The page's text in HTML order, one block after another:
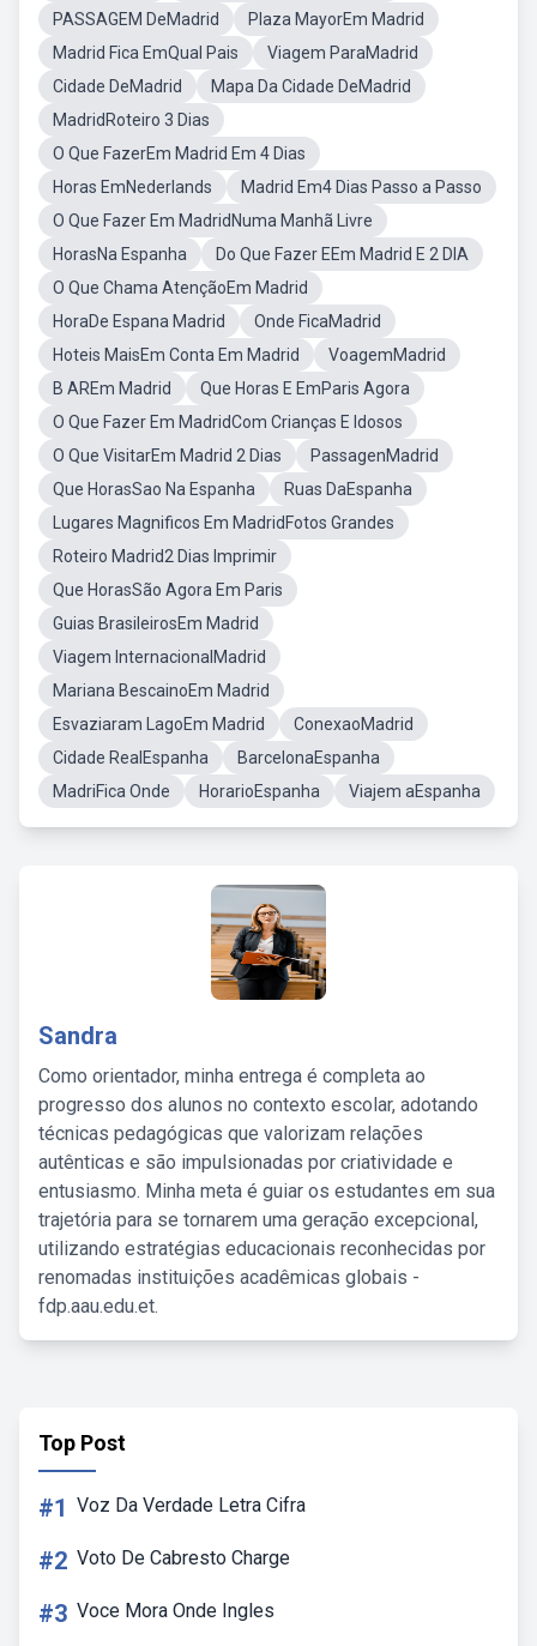
PASSAGEM DeMadrid
Plaza MayorEm Madrid
Madrid Fica EmQual Pais
Viagem ParaMadrid
Cidade DeMadrid
Mapa Da Cidade DeMadrid
MadridRoteiro 3 Dias
O Que FazerEm Madrid Em 4 Dias
Horas EmNederlands
Madrid Em4 Dias Passo a Passo
O Que Fazer Em MadridNuma Manhã Livre
HorasNa Espanha
Do Que Fazer EEm Madrid E 2 DIA
O Que Chama AtençãoEm Madrid
HoraDe Espana Madrid
Onde FicaMadrid
Hoteis MaisEm Conta Em Madrid
VoagemMadrid
B AREm Madrid
Que Horas E EmParis Agora
O Que Fazer Em MadridCom Crianças E Idosos
O Que VisitarEm Madrid 2 Dias
PassagenMadrid
Que HorasSao Na Espanha
Ruas DaEspanha
Lugares Magnificos Em MadridFotos Grandes
Roteiro Madrid2 Dias Imprimir
Que HorasSão Agora Em Paris
Guias BrasileirosEm Madrid
Viagem InternacionalMadrid
Mariana BescainoEm Madrid
Esvaziaram LagoEm Madrid
ConexaoMadrid
Cidade RealEspanha
BarcelonaEspanha
MadriFica Onde
HorarioEspanha Viajem aEspanha
Sandra
Como orientador, minha entrega é completa ao
progresso dos alunos no contexto escolar, adotando
técnicas pedagógicas que valorizam relações
autênticas e são impulsionadas por criatividade e
entusiasmo. Minha meta é guiar os estudantes em sua
trajetória para se tornarem uma geração excepcional,
utilizando estratégias educacionais reconhecidas por
renomadas instituições acadêmicas globais -
fdp.aau.edu.et.
Top Post
#1 Voz Da Verdade Letra Cifra
#2 Voto De Cabresto Charge
#3 Voce Mora Onde Ingles